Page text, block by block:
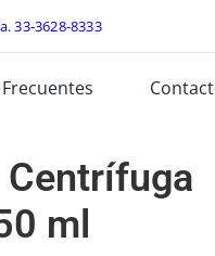
33-3628-8333
Centrífuga
ml